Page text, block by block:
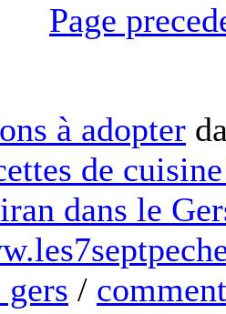
Page
à adopter
de
dans le
gers /